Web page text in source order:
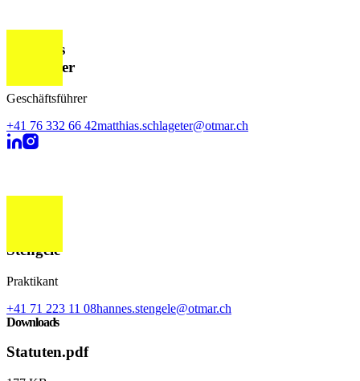
Matthias
Schlageter
Geschäftsführer
+41 76 332 66 42matthias.schlageter@otmar.ch
Stengele
Praktikant
+41 71 223 11 08hannes.stengele@otmar.ch
Downloads
Statuten.pdf